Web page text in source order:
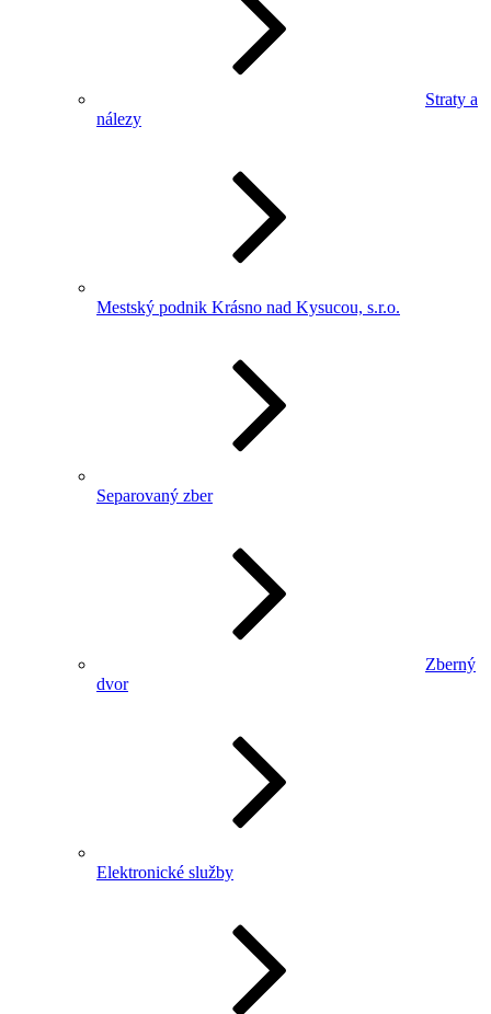
Straty a
nálezy
Mestský podnik Krásno nad Kysucou, s.r.o.
Separovaný zber
Zberný
dvor
Elektronické služby